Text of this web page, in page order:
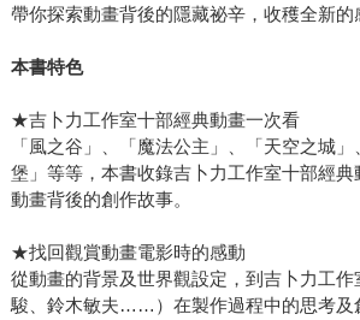
帶你探索動畫背後的隱藏祕辛，收穫全新的
本書特色
★吉卜力工作室十部經典動畫一次看
「風之谷」、「魔法公主」、「天空之城
堡」等等，本書收錄吉卜力工作室十部經
動畫背後的創作故事。
★找回觀賞動畫電影時的感動
從動畫的背景及世界觀設定，到吉卜力工
駿、鈴木敏夫……）在製作過程中的思考及